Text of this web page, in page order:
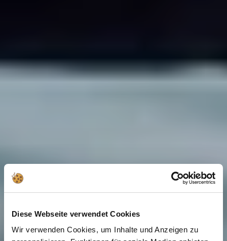
Diese Webseite verwendet Cookies
Wir verwenden Cookies, um Inhalte und Anzeigen zu